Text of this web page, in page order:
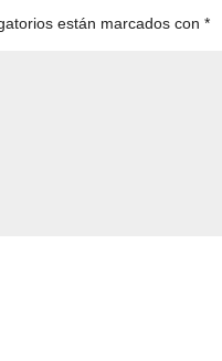
están marcados con*